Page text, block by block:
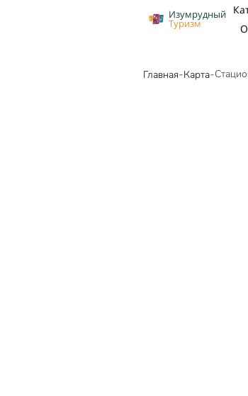
Изумрудный
Туризм
Главная-Карта-